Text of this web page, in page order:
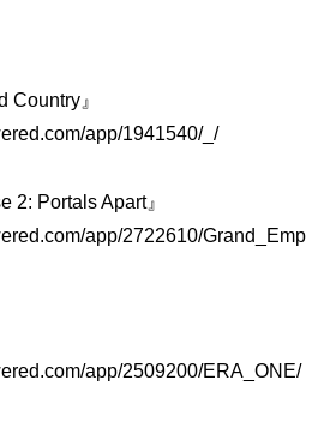
Country』
app/1941540/_/
2: Portals Apart』
app/2722610/Grand_Emp
app/2509200/ERA_ONE/